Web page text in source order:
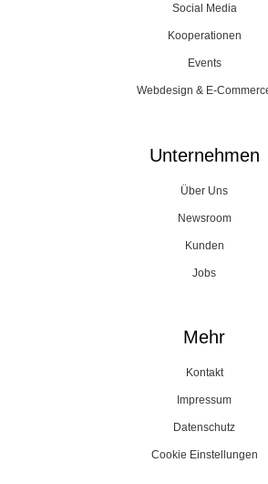
Social Media
Kooperationen
Events
Webdesign & E-
Unternehmen
Über Uns
Newsroom
Kunden
Jobs
Mehr
Kontakt
Impressum
Datenschutz
Cookie Einstellungen